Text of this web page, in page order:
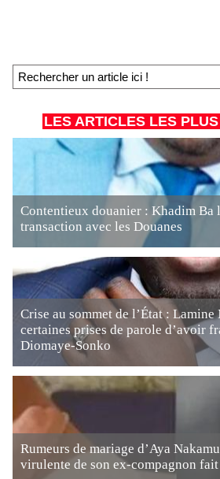
LES ARTICLES LES
Contentieux douanier : Khadim Ba
transaction avec les Douanes
Crise au sommet de l’État : Lamine
certaines prises de parole d’avoir
Diomaye-Sonko
Rumeurs de mariage d’Aya
virulente de son ex-compagnon